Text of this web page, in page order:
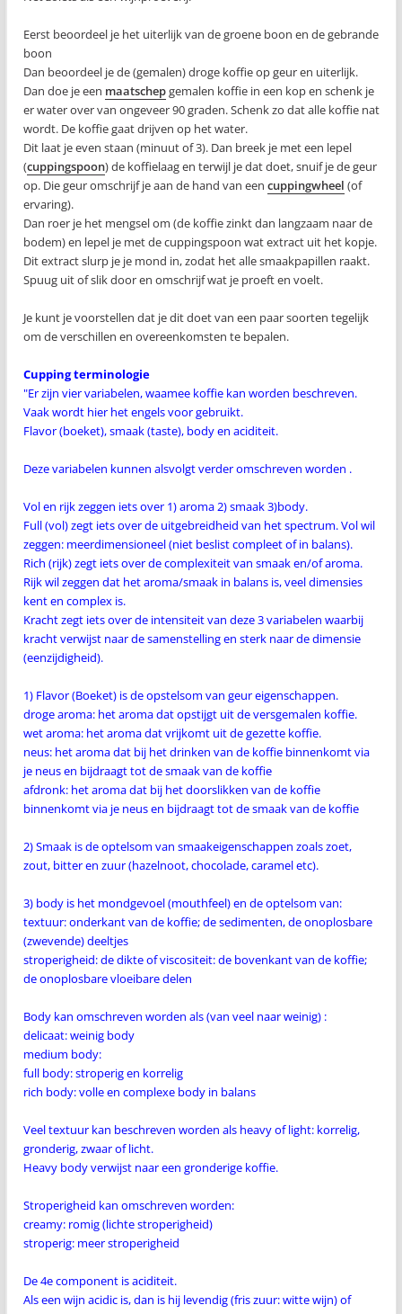
Eerst beoordeel je het uiterlijk van de groene boon en de gebrande
boon
Dan beoordeel je de (gemalen) droge koffie op geur en uiterlijk.
Dan doe je een maatschepgemalen koffie in een kop en schenk je
er water over van ongeveer 90 graden. Schenk zo dat alle koffie nat
wordt. De koffie gaat drijven op het water.
Dit laat je even staan (minuut of 3). Dan breek je met een lepel
(cuppingspoon) de koffielaag en terwijl je dat doet, snuif je de geur
op. Die geur omschrijf je aan de hand van een cuppingwheel (of
ervaring).
Dan roer je het mengsel om (de koffie zinkt dan langzaam naar de
bodem) en lepel je met de cuppingspoon wat extract uit het kopje.
Dit extract slurp je je mond in, zodat het alle smaakpapillen raakt.
Spuug uit of slik door en omschrijf wat je proeft en voelt.
Je kunt je voorstellen dat je dit doet van een paar soorten tegelijk
om de verschillen en overeenkomsten te bepalen.
Cupping terminologie
"Er zijn vier variabelen, waamee koffie kan worden beschreven.
Vaak wordt hier het engels voor gebruikt.
Flavor (boeket), smaak (taste), body en aciditeit.
Deze variabelen kunnen alsvolgt verder omschreven worden .
Vol en rijk zeggen iets over 1) aroma 2) smaak 3)body.
Full (vol) zegt iets over de uitgebreidheid van het spectrum. Vol wil
zeggen: meerdimensioneel (niet beslist compleet of in balans).
Rich (rijk) zegt iets over de complexiteit van smaak en/of aroma.
Rijk wil zeggen dat het aroma/smaak in balans is, veel dimensies
kent en complex is.
Kracht zegt iets over de intensiteit van deze 3 variabelen waarbij
kracht verwijst naar de samenstelling en sterk naar de dimensie
(eenzijdigheid).
1) Flavor (Boeket) is de opstelsom van geur eigenschappen.
droge aroma: het aroma dat opstijgt uit de versgemalen koffie.
wet aroma: het aroma dat vrijkomt uit de gezette koffie.
neus: het aroma dat bij het drinken van de koffie binnenkomt via
je neus en bijdraagt tot de smaak van de koffie
afdronk: het aroma dat bij het doorslikken van de koffie
binnenkomt via je neus en bijdraagt tot de smaak van de koffie
2) Smaak is de optelsom van smaakeigenschappen zoals zoet,
zout, bitter en zuur (hazelnoot, chocolade, caramel etc).
3) body is het mondgevoel (mouthfeel) en de optelsom van:
textuur: onderkant van de koffie; de sedimenten, de onoplosbare
(zwevende) deeltjes
stroperigheid: de dikte of viscositeit: de bovenkant van de koffie;
de onoplosbare vloeibare delen
Body kan omschreven worden als (van veel naar weinig) :
delicaat: weinig body
medium body:
full body: stroperig en korrelig
rich body: volle en complexe body in balans
Veel textuur kan beschreven worden als heavy of light: korrelig,
gronderig, zwaar of licht.
Heavy body verwijst naar een gronderige koffie.
Stroperigheid kan omschreven worden:
creamy: romig (lichte stroperigheid)
stroperig: meer stroperigheid
De 4e component is aciditeit.
Als een wijn acidic is, dan is hij levendig (fris zuur: witte wijn) of